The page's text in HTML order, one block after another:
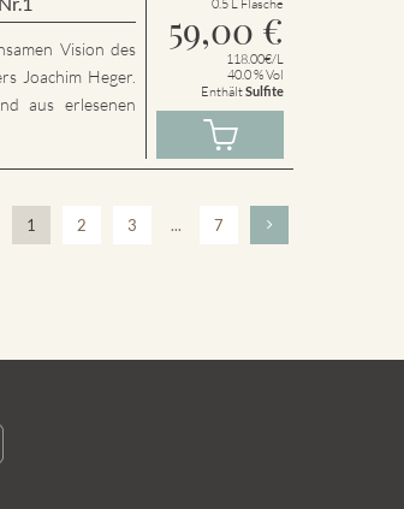
Vision des
Joachim Heger.
aus erlesenen
0.5 L Flasche
59,00 €
118.00€/L
40.0 % Vol
EnthältSulfite
1 2 3 ... 7